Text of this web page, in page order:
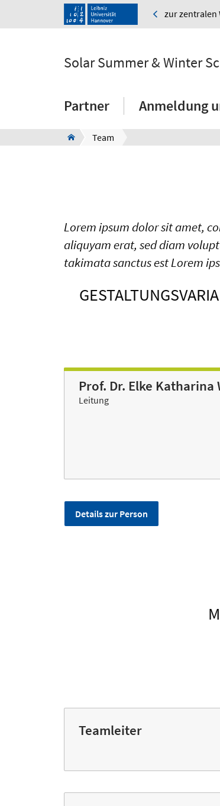
zur zentralen
Solar Summer & Winter
Partner Anmeldung
Team
Lorem ipsum dolor sit amet,
aliquyam erat, sed diam
takimata sanctus est Lorem
Prof. Dr. Elke Katharina
Leitung
Details zur Person
Teamleiter